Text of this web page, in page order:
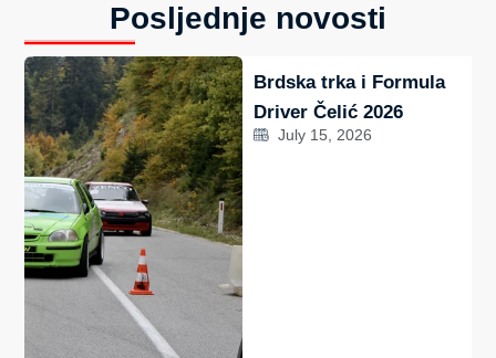
Posljednje novosti
Brdska trka i Formula
Driver Čelić 2026
July 15, 2026